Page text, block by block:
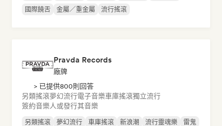
國際饒舌
金屬／重金屬 流行搖滾
Pravda Records
廠牌
> 已提供800則回答
另類搖滾夢幻流行電子音樂車庫搖滾獨立流行
簽約音樂人或發行其音樂
另類搖滾 夢幻流行 車庫搖滾 新浪潮 流行靈魂樂
雷鬼